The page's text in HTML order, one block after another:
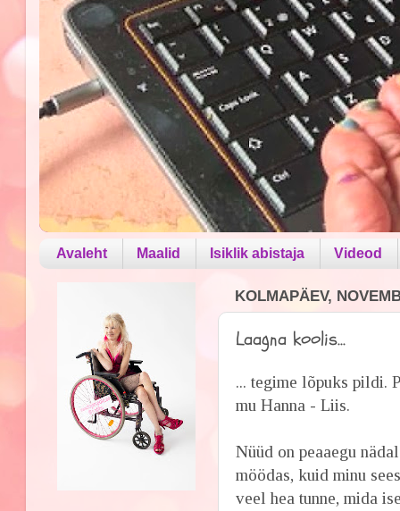
Avaleht Maalid Isiklik abistaja Videod
KOLMAPÄEV,
Laagna koolis...
... tegime lõpuks pildi.
mu Hanna - Liis.
Nüüd on peaaegu
möödas, kuid minu
veel hea tunne, mida